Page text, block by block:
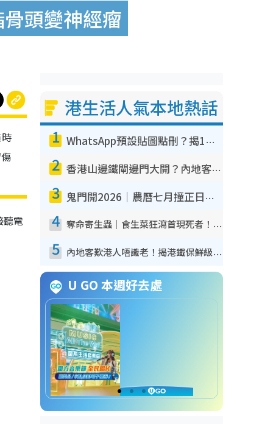
頭變神經瘤
電
港生活人氣本地熱話
1 WhatsApp預設貼圖點刪？揭1招「反向操作」還原簡潔介面 附3步實測教學
2 香港山邊鐵閘邊門大開？內地客困惑意義何在！網民神回覆：呢種叫法理性防禦
3 鬼門開2026｜農曆七月撞正日全食特別邪？專家警告切忌做一事！揭4大禁忌+2招保平安
4 奪命寄生蟲｜食生菜狂瀉首現死者！疫潮惡化錄1.8萬宗病例 揭洗菜3大謬誤
5 內地客歎港人唔識老！揭港鐵保鮮級冷氣 港人求放過：咪投訴
U GO 本週好去處